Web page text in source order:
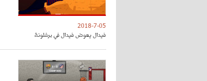
2018-7-05
فيدال يعوض فيدال في برشلونة